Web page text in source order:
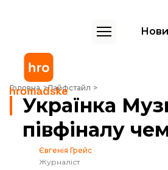
Головна Лайфстайл
Українка Музичук обіграла росіянку у 1-й
Українка
півфіналу
Євгенія Грейс
Журналіст